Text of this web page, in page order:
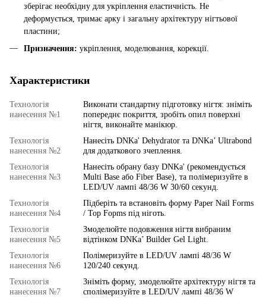
зберігає необхідну для укріплення еластичність. Не
деформується, тримає арку і загальну архітектуру нігтьової
пластини;
Призначення: укріплення, моделювання, корекції.
Характеристики
Технологія
нанесення №1
Виконати стандартну підготовку нігтя: зніміть
попереднє покриття, зробіть опил поверхні
нігтя, виконайте манікюр.
Технологія
нанесення №2
Нанесіть DNKa' Dehydrator та DNKa’ Ultrabond
для додаткового зчеплення.
Технологія
нанесення №3
Нанесіть обрану базу DNKa' (рекомендується
Multi Base або Fiber Base), та полімеризуйте в
LED/UV лампі 48/36 W 30/60 секунд.
Технологія
нанесення №4
Підберіть та встановіть форму Paper Nail Forms
/ Top Fopms під ніготь.
Технологія
нанесення №5
Змоделюйте подовження нігтя вибраним
відтінком DNKa’ Builder Gel Light.
Технологія
нанесення №6
Полімеризуйте в LED/UV лампі 48/36 W
120/240 секунд.
Технологія
нанесення №7
Зніміть форму, змоделюйте архітектуру нігтя та
сполімеризуйте в LED/UV лампі 48/36 W